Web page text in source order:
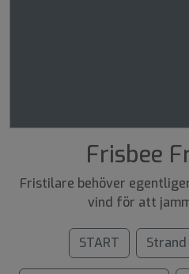
Frisbee
Fristilare behöver
vind för att
START Strand